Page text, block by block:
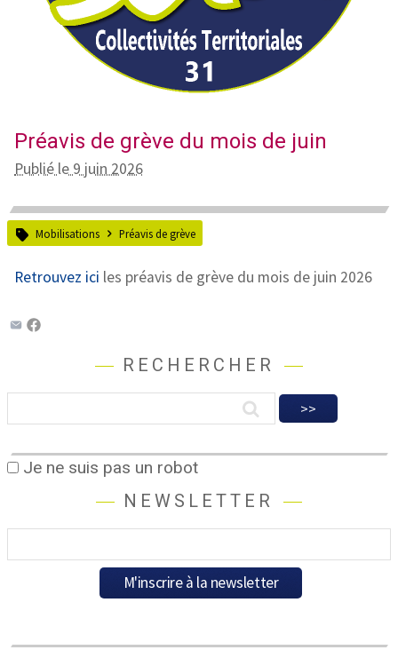
Préavis de grève du mois de juin
Publié le 9 juin 2026
Mobilisations Préavis de grève
Retrouvez ici les préavis de grève du mois de juin 2026
RECHERCHER
Je ne suis pas un robot
NEWSLETTER